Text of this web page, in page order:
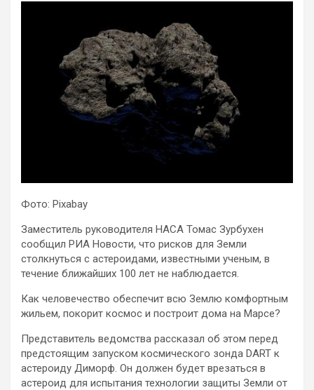
Фото: Pixabay
Заместитель руководителя НАСА Томас Зурбухен
сообщил РИА Новости, что рисков для Земли
столкнуться с астероидами, известными ученым, в
течение ближайших 100 лет не наблюдается.
Как человечество обеспечит всю Землю комфортным
жильем, покорит космос и построит дома на Марсе?
Представитель ведомства рассказал об этом перед
предстоящим запуском космического зонда DART к
астероиду Диморф. Он должен будет врезаться в
астероид для испытания технологии защиты Земли от